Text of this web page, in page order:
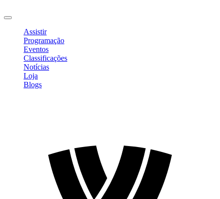
Assistir
Programação
Eventos
Classificações
Notícias
Loja
Blogs